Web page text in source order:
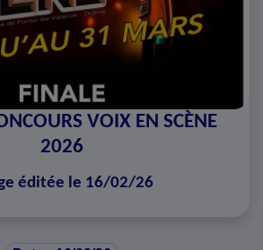
VOIX EN SCÈNE
2026
éditée le 16/02/26